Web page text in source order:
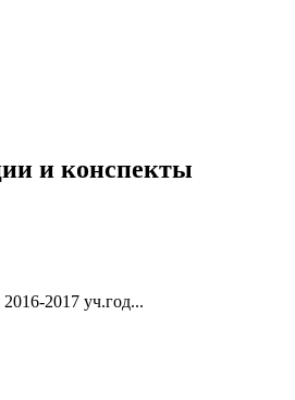
и конспекты
2017 уч.год...